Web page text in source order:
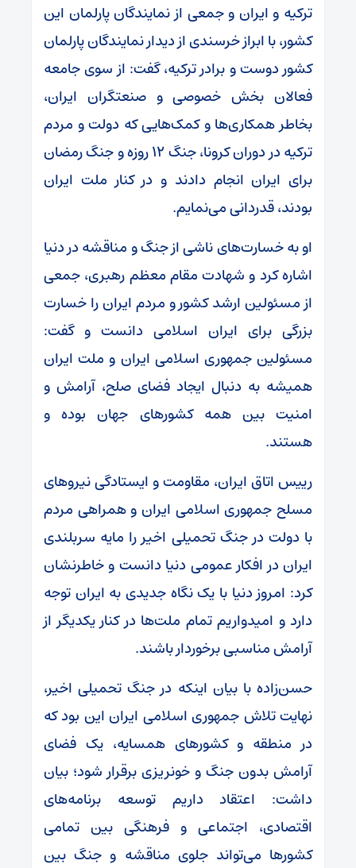
ترکیه و ایران و جمعی از نمایندگان پارلمان این
کشور، با ابراز خرسندی از دیدار نمایندگان پارلمان
کشور دوست و برادر ترکیه، گفت: از سوی جامعه
فعالان بخش خصوصی و صنعتگران ایران،
بخاطر همکاری‌ها و کمک‌هایی که دولت و مردم
ترکیه در دوران کرونا، جنگ ۱۲ روزه و جنگ رمضان
برای ایران انجام دادند و در کنار ملت ایران
بودند، قدردانی می‌نمایم.
او به خسارت‌های ناشی از جنگ و مناقشه در دنیا
اشاره کرد و شهادت مقام معظم رهبری، جمعی
از مسئولین ارشد کشور و مردم ایران را خسارت
بزرگی برای ایران اسلامی دانست و گفت:
مسئولین جمهوری اسلامی ایران و ملت ایران
همیشه به دنبال ایجاد فضای صلح، آرامش و
امنیت بین همه کشور‌های جهان بوده و
هستند.
رییس اتاق ایران، مقاومت و ایستادگی نیرو‌های
مسلح جمهوری اسلامی ایران و همراهی مردم
با دولت در جنگ تحمیلی اخیر را مایه سربلندی
ایران در افکار عمومی دنیا دانست و خاطرنشان
کرد: امروز دنیا با یک نگاه جدیدی به ایران توجه
دارد و امیدواریم تمام ملت‌ها در کنار یکدیگر از
آرامش مناسبی برخوردار باشند.
حسن‌زاده با بیان اینکه در جنگ تحمیلی اخیر،
نهایت تلاش جمهوری اسلامی ایران این بود که
در منطقه و کشور‌های همسایه، یک فضای
آرامش بدون جنگ و خونریزی برقرار شود؛ بیان
داشت: اعتقاد داریم توسعه برنامه‌های
اقتصادی، اجتماعی و فرهنگی بین تمامی
کشور‌ها می‌تواند جلوی مناقشه و جنگ بین